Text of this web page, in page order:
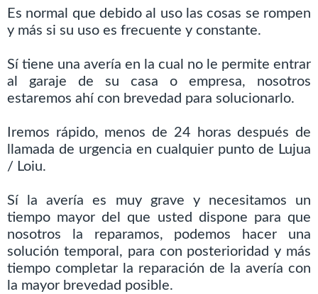
Es normal que debido al uso las cosas se rompen
y más si su uso es frecuente y constante.
Sí tiene una avería en la cual no le permite entrar
al garaje de su casa o empresa, nosotros
estaremos ahí con brevedad para solucionarlo.
Iremos rápido, menos de 24 horas después de
llamada de urgencia en cualquier punto de Lujua
/ Loiu.
Sí la avería es muy grave y necesitamos un
tiempo mayor del que usted dispone para que
nosotros la reparamos, podemos hacer una
solución temporal, para con posterioridad y más
tiempo completar la reparación de la avería con
la mayor brevedad posible.